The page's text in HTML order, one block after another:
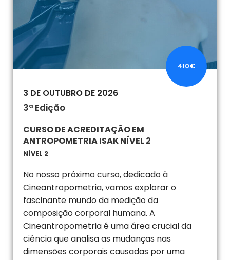
410€
3 DE OUTUBRO DE 2026
3ª Edição
CURSO DE ACREDITAÇÃO EM
ANTROPOMETRIA ISAK NÍVEL 2
NÍVEL 2
No nosso próximo curso, dedicado à
Cineantropometria, vamos explorar o
fascinante mundo da medição da
composição corporal humana. A
Cineantropometria é uma área crucial da
ciência que analisa as mudanças nas
dimensões corporais causadas por uma